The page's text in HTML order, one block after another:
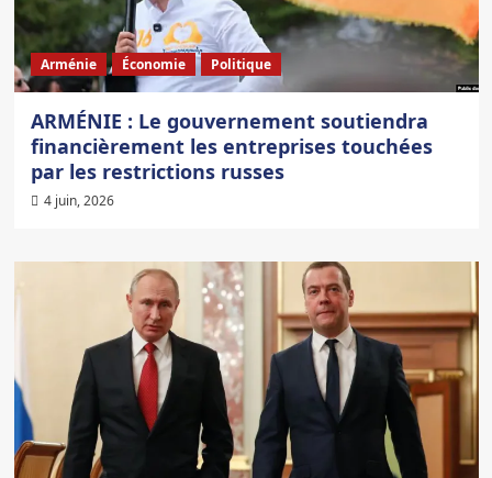
Arménie Économie Politique
ARMÉNIE : Le gouvernement soutiendra
financièrement les entreprises touchées
par les restrictions russes
4 juin, 2026